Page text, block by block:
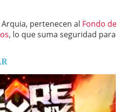
pertenecen al Fondo de
, lo que suma seguridad para